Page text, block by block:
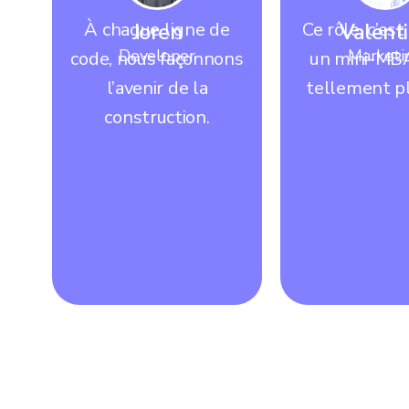
Joren
Developer
À chaque ligne de
code, nous façonnons
l’avenir de la
construction.
Ce rôle,
un mini-
tellement